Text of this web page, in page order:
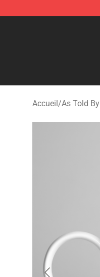
Accueil/As Told